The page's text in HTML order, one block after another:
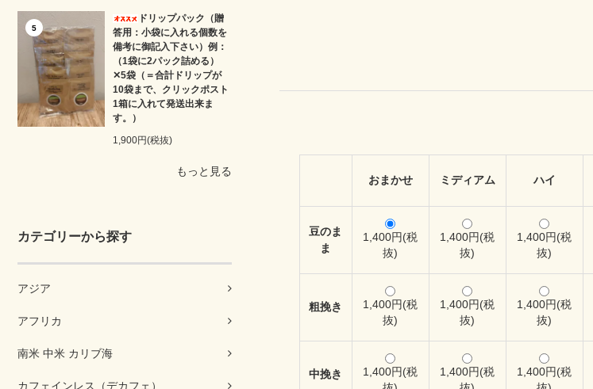
5
ドリップパック（贈
答用：小袋に入れる個数を
備考に御記入下さい）例：
（1袋に2パック詰める）
✕5袋（＝合計ドリップが
10袋まで、クリックポスト
1箱に入れて発送出来ま
す。）
1,900円(税抜)
もっと見る
カテゴリーから探す
アジア
アフリカ
南米 中米 カリブ海
カフェインレス（デカフェ）
おまかせ ミディアム ハイ
豆のま
ま
1,400円(税
抜)
1,400円(税
抜)
1,400円(税
抜)
粗挽き
1,400円(税
抜)
1,400円(税
抜)
1,400円(税
抜)
中挽き
1,400円(税
1,400円(税
1,400円(税